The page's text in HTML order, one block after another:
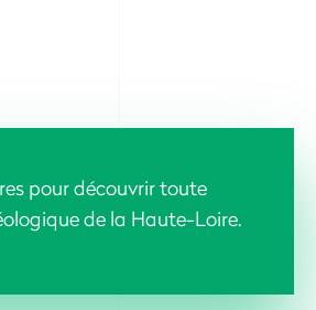
pour découvrir toute
de la Haute-Loire.